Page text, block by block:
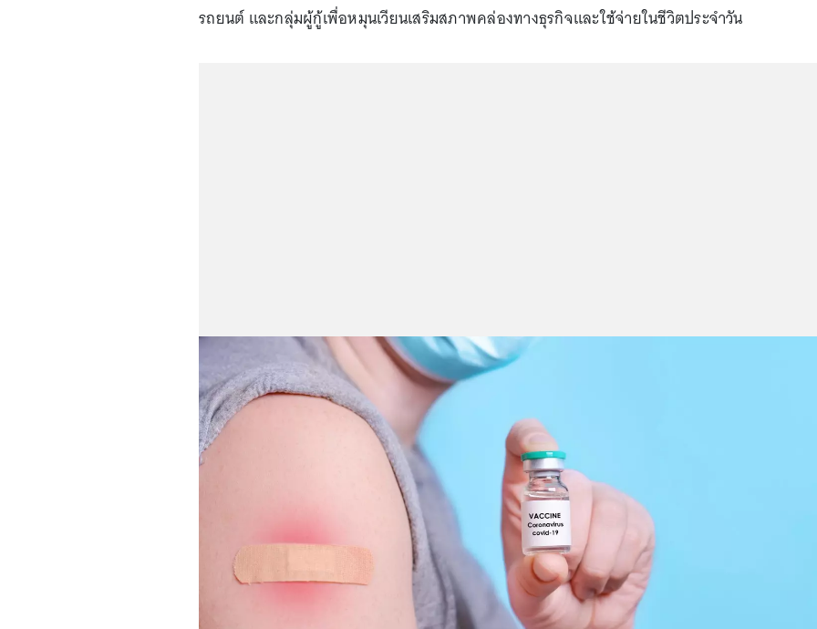
รถยนต์ และกลุ่มผู้กู้เพื่อหมุนเวียนเสริมสภาพคล่องทางธุรกิจและใช้จ่ายในชีวิตประจำวัน